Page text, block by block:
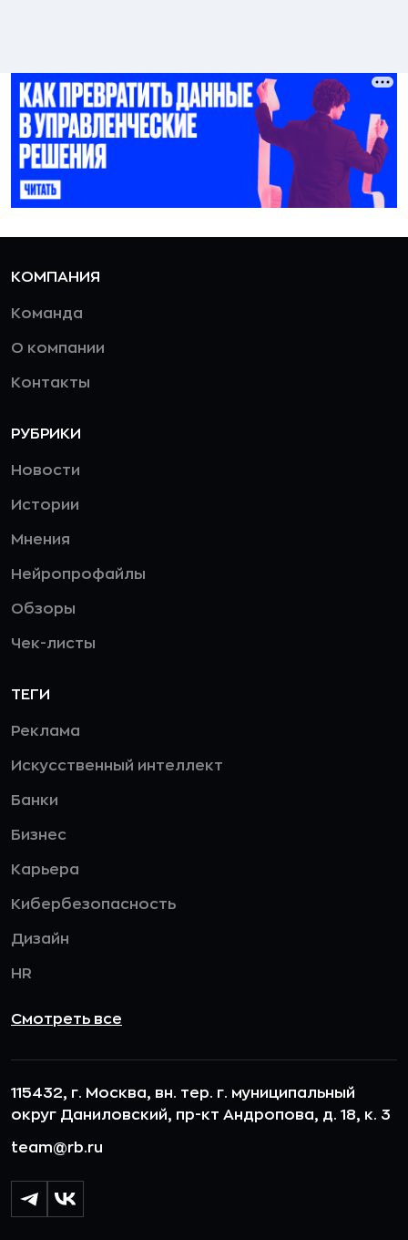
КОМПАНИЯ
Команда
О компании
Контакты
РУБРИКИ
Новости
Истории
Мнения
Нейропрофайлы
Обзоры
Чек-листы
ТЕГИ
Реклама
Искусственный интеллект
Банки
Бизнес
Карьера
Кибербезопасность
Дизайн
HR
Смотреть все
115432, г. Москва, вн. тер. г. муниципальный
округ Даниловский, пр-кт Андропова, д. 18, к. 3
team@rb.ru